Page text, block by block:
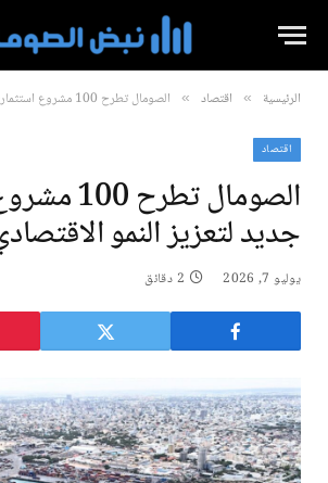
الرئيسية » اقتصاد » الصومال تطرح 100 مشروع استثماري جديد لتعزيز النمو الاقتصادي
اقتصاد
الصومال
جديد لتعزيز النمو
يوليو 7, 2026 2 دقائق